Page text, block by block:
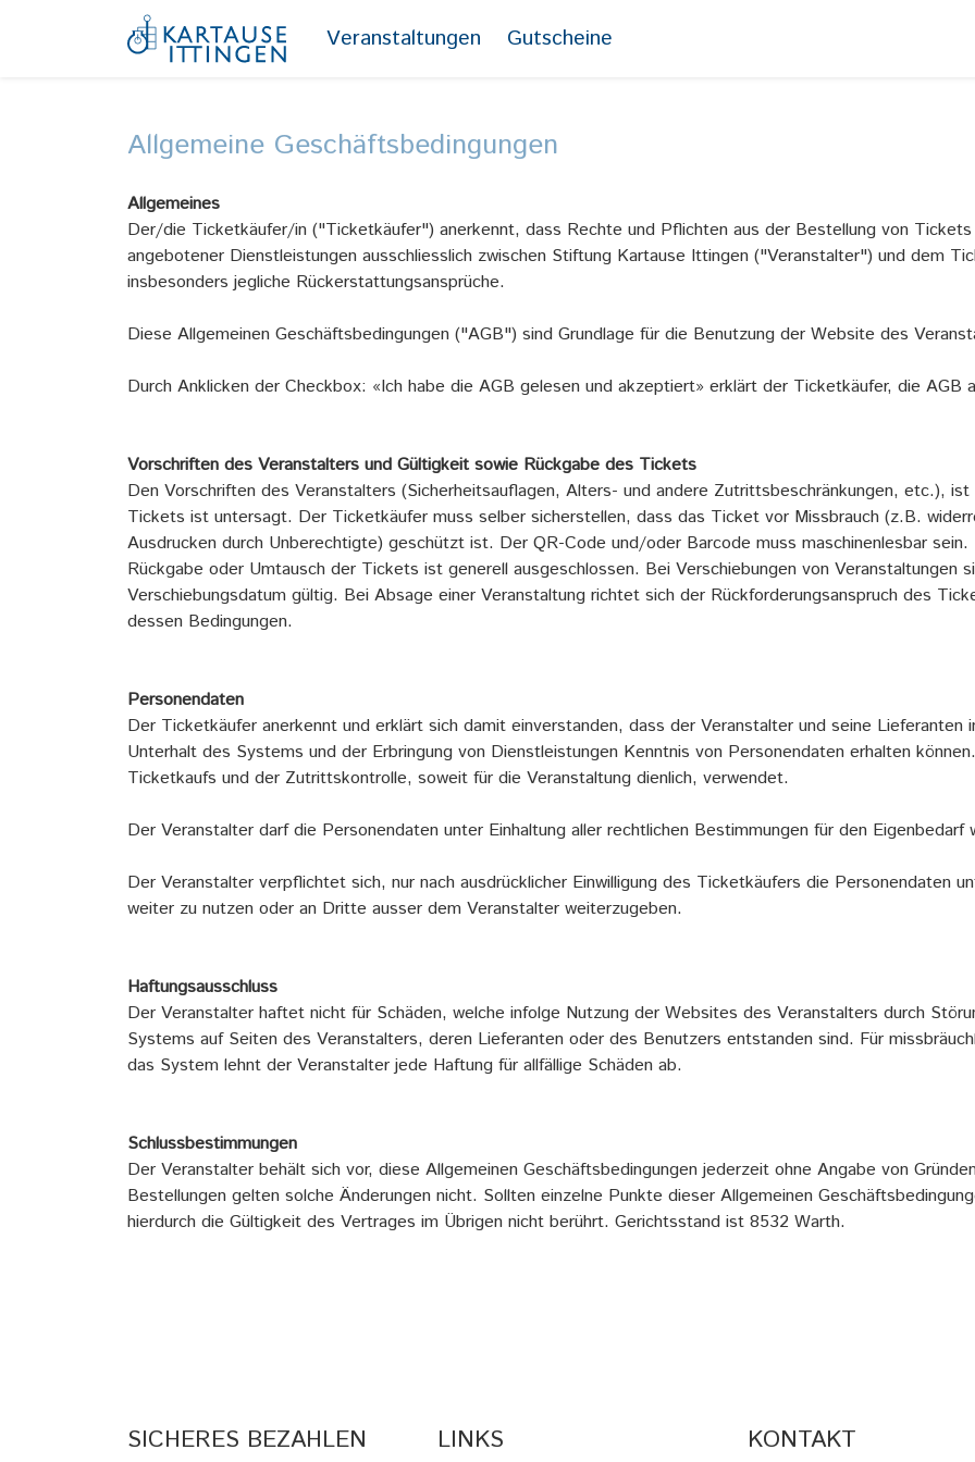
Veranstaltungen Gutscheine
Allgemeine Geschäftsbedingungen
Allgemeines
Der/die Ticketkäufer/in ("Ticketkäufer") anerkennt, dass Rechte und Pflichten aus der Bestellung von
angebotener Dienstleistungen ausschliesslich zwischen Stiftung Kartause Ittingen ("Veranstalter") und dem
insbesonders jegliche Rückerstattungsansprüche.
Diese Allgemeinen Geschäftsbedingungen ("AGB") sind Grundlage für die Benutzung der Website des
Durch Anklicken der Checkbox: «Ich habe die AGB gelesen und akzeptiert» erklärt der Ticketkäufer, die AGB
Vorschriften des Veranstalters und Gültigkeit sowie Rückgabe des Tickets
Den Vorschriften des Veranstalters (Sicherheitsauflagen, Alters- und andere Zutrittsbeschränkungen, etc.),
Tickets ist untersagt. Der Ticketkäufer muss selber sicherstellen, dass das Ticket vor Missbrauch (z.B.
Ausdrucken durch Unberechtigte) geschützt ist. Der QR-Code und/oder Barcode muss maschinenlesbar sein.
Rückgabe oder Umtausch der Tickets ist generell ausgeschlossen. Bei Verschiebungen von Veranstaltungen
Verschiebungsdatum gültig. Bei Absage einer Veranstaltung richtet sich der Rückforderungsanspruch des
dessen Bedingungen.
Personendaten
Der Ticketkäufer anerkennt und erklärt sich damit einverstanden, dass der Veranstalter und seine Lieferanten
Unterhalt des Systems und der Erbringung von Dienstleistungen Kenntnis von Personendaten erhalten
Ticketkaufs und der Zutrittskontrolle, soweit für die Veranstaltung dienlich, verwendet.
Der Veranstalter darf die Personendaten unter Einhaltung aller rechtlichen Bestimmungen für den Eigenbedarf
Der Veranstalter verpflichtet sich, nur nach ausdrücklicher Einwilligung des Ticketkäufers die Personendaten
weiter zu nutzen oder an Dritte ausser dem Veranstalter weiterzugeben.
Haftungsausschluss
Der Veranstalter haftet nicht für Schäden, welche infolge Nutzung der Websites des Veranstalters durch
Systems auf Seiten des Veranstalters, deren Lieferanten oder des Benutzers entstanden sind. Für
das System lehnt der Veranstalter jede Haftung für allfällige Schäden ab.
Schlussbestimmungen
Der Veranstalter behält sich vor, diese Allgemeinen Geschäftsbedingungen jederzeit ohne Angabe von
Bestellungen gelten solche Änderungen nicht. Sollten einzelne Punkte dieser Allgemeinen
hierdurch die Gültigkeit des Vertrages im Übrigen nicht berührt. Gerichtsstand ist 8532 Warth.
SICHERES BEZAHLEN LINKS KONTAKT